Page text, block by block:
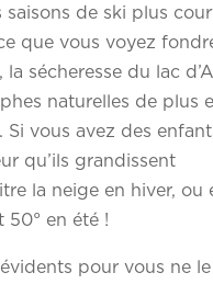
saisons de ski plus
que vous voyez
la sécheresse du lac
naturelles de plus
Si vous avez des
qu’ils grandissent
la neige en hiver, ou
50° en été !
pour vous ne